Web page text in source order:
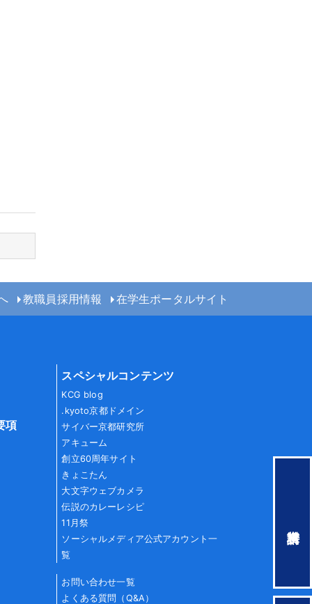
教職員採用情報 在学生ポータルサイト
項
スペシャルコンテンツ
KCG blog
.kyoto京都ドメイン
サイバー京都研究所
アキューム
創立60周年サイト
きょこたん
大文字ウェブカメラ
伝説のカレーレシピ
11月祭
ソーシャルメディア公式アカウント一
覧
お問い合わせ一覧
よくある質問（Q&A）